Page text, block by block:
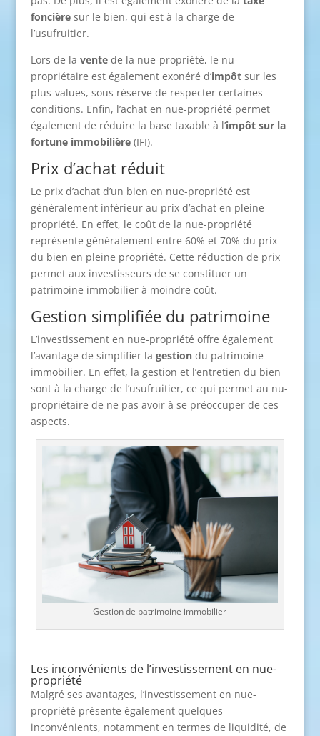
foncièresur le bien, qui est à la charge de
l’usufruitier.
Lors de la ventede la nue-propriété, le nu-
propriétaire est également exonéré d’impôtsur les
plus-values, sous réserve de respecter certaines
conditions. Enfin, l’achat en nue-propriété permet
également de réduire la base taxable à l’impôt sur la
fortune immobilière(IFI).
Prix d’achat réduit
Le prix d’achat d’un bien en nue-propriété est
généralement inférieur au prix d’achat en pleine
propriété. En effet, le coût de la nue-propriété
représente généralement entre 60% et 70% du prix
du bien en pleine propriété. Cette réduction de prix
permet aux investisseurs de se constituer un
patrimoine immobilier à moindre coût.
Gestion simplifiée du patrimoine
L’investissement en nue-propriété offre également
l’avantage de simplifier la gestiondu patrimoine
immobilier. En effet, la gestion et l’entretien du bien
sont à la charge de l’usufruitier, ce qui permet au nu-
propriétaire de ne pas avoir à se préoccuper de ces
aspects.
Gestion de patrimoine immobilier
Les inconvénients de l’investissement en nue-
propriété
Malgré ses avantages, l’investissement en nue-
propriété présente également quelques
inconvénients, notamment en termes de liquidité, de